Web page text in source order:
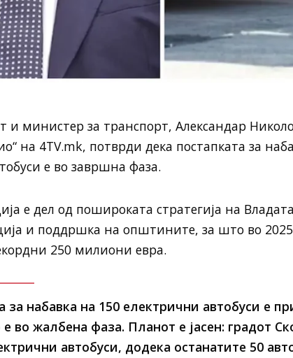
и министер за транспорт, Александар
на 4TV.mk, потврди дека постапката за
е во завршна фаза.
е дел од пошироката стратегија на
и поддршка на општините, за што во
250 милиони евра.
за набавка на 150 електрични автобуси е
во жалбена фаза. Планот е јасен: градот
автобуси, додека останатите 50